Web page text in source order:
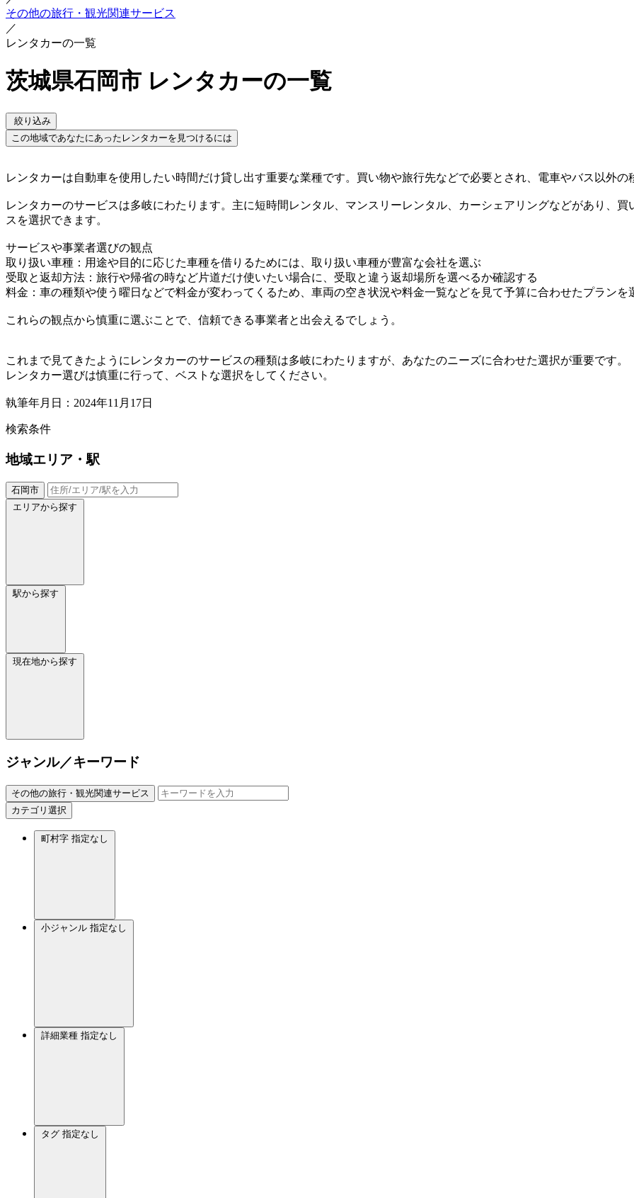
その他の旅行・観光関連サービス
／
レンタカーの一覧
茨城県石岡市 レンタカーの一覧
絞り込み
この地域であなたにあったレンタカーを見つけるには
レンタカーは自動車を使用したい時間だけ貸し出す重要な業種です。買い物や旅行先などで必要とされ、電車やバス以外
レンタカーのサービスは多岐にわたります。主に短時間レンタル、マンスリーレンタル、カーシェアリングなどがあり、
スを選択できます。
サービスや事業者選びの観点
取り扱い車種：用途や目的に応じた車種を借りるためには、取り扱い車種が豊富な会社を選ぶ
受取と返却方法：旅行や帰省の時など片道だけ使いたい場合に、受取と違う返却場所を選べるか確認する
料金：車の種類や使う曜日などで料金が変わってくるため、車両の空き状況や料金一覧などを見て予算に合わせたプランを
これらの観点から慎重に選ぶことで、信頼できる事業者と出会えるでしょう。
これまで見てきたようにレンタカーのサービスの種類は多岐にわたりますが、あなたのニーズに合わせた選択が重要です。
レンタカー選びは慎重に行って、ベストな選択をしてください。
執筆年月日：2024年11月17日
検索条件
地域エリア・駅
石岡市
エリアから探す
駅から探す
現在地から探す
ジャンル／キーワード
その他の旅行・観光関連サービス
カテゴリ選択
町村字 指定なし
小ジャンル 指定なし
詳細業種 指定なし
タグ 指定なし